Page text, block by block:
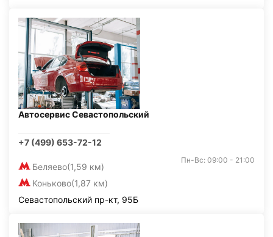
Автосервис Севастопольский
+7 (499) 653-72-12
Беляево(1,59 км)
Коньково(1,87 км)
Пн-Вс: 09:00 - 21:00
Севастопольский пр-кт, 95Б